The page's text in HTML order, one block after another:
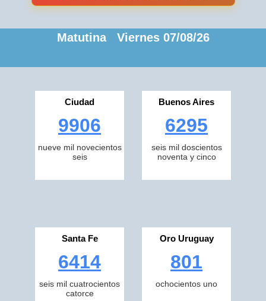
Matutina Viernes 07/08/26
Ciudad
9906
nueve mil novecientos
seis
Buenos Aires
6295
seis mil doscientos
noventa y cinco
Santa Fe
6414
seis mil cuatrocientos
catorce
Oro Uruguay
801
ochocientos uno